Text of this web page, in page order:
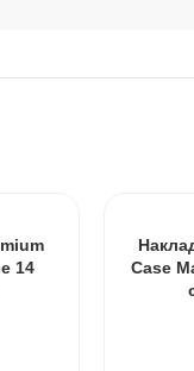
14
Case